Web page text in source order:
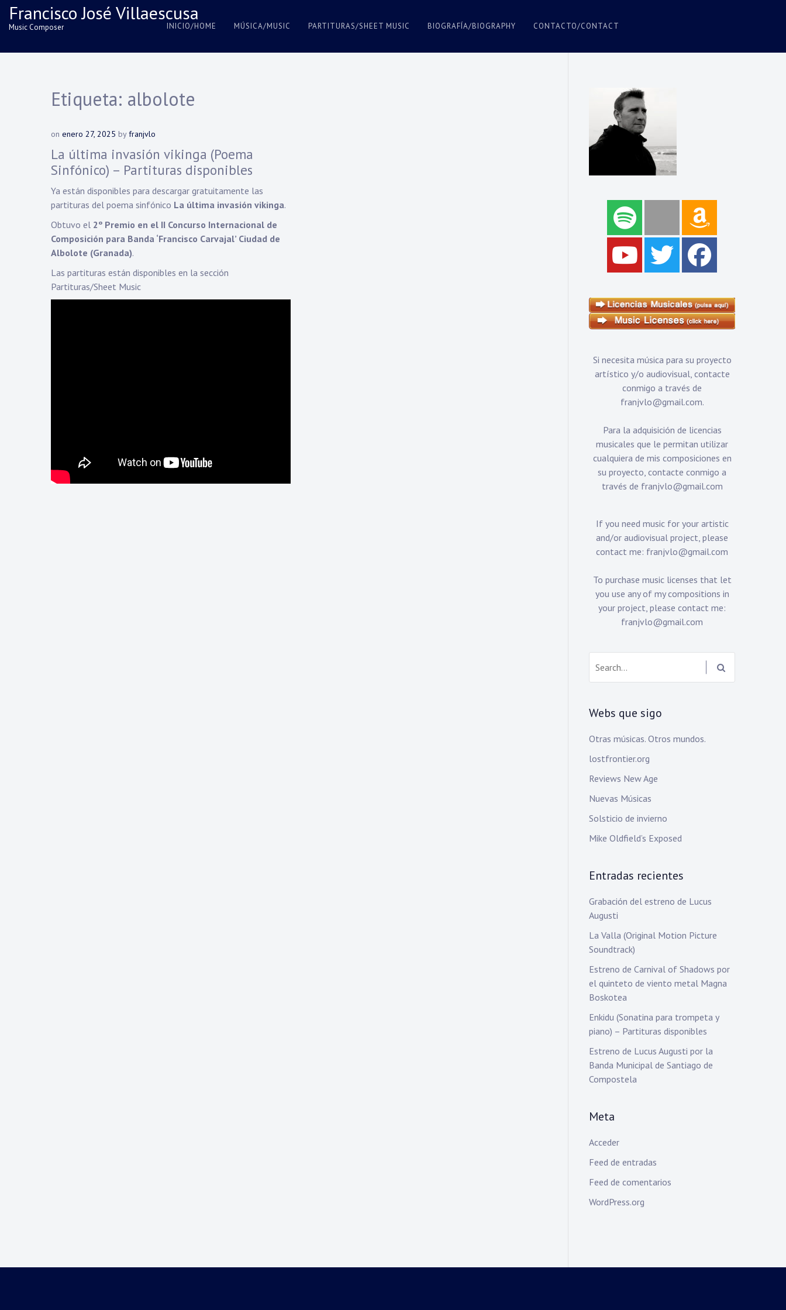
SkipFrancisco José Villaescusa
Music Composer INICIO/HOME MÚSICA/MUSIC PARTITURAS/SHEET MUSIC BIOGRAFÍA/BIOGRAPHY CONTACTO/CONTACT
Etiqueta: albolote
on enero 27, 2025 byfranjvlo
La última invasión vikinga (Poema
Sinfónico) – Partituras disponibles
Ya están disponibles para descargar gratuitamente las
partituras del poema sinfónico La última invasión vikinga.
Obtuvo el 2º Premio en el II Concurso Internacional de
Composición para Banda ‘Francisco Carvajal’ Ciudad de
Albolote (Granada).
Las partituras están disponibles en la sección
Partituras/Sheet Music
Si necesita música para su proyecto
artístico y/o audiovisual, contacte
conmigo a través de
franjvlo@gmail.com.
Para la adquisición de licencias
musicales que le permitan utilizar
cualquiera de mis composiciones en
su proyecto, contacte conmigo a
través de franjvlo@gmail.com
If you need music for your artistic
and/or audiovisual project, please
contact me: franjvlo@gmail.com
To purchase music licenses that let
you use any of my compositions in
your project, please contact me:
franjvlo@gmail.com
Webs que sigo
Otras músicas. Otros mundos.
lostfrontier.org
Reviews New Age
Nuevas Músicas
Solsticio de invierno
Mike Oldfield’s Exposed
Entradas recientes
Grabación del estreno de Lucus
Augusti
La Valla (Original Motion Picture
Soundtrack)
Estreno de Carnival of Shadows por
el quinteto de viento metal Magna
Boskotea
Enkidu (Sonatina para trompeta y
piano) – Partituras disponibles
Estreno de Lucus Augusti por la
Banda Municipal de Santiago de
Compostela
Meta
Acceder
Feed de entradas
Feed de comentarios
WordPress.org